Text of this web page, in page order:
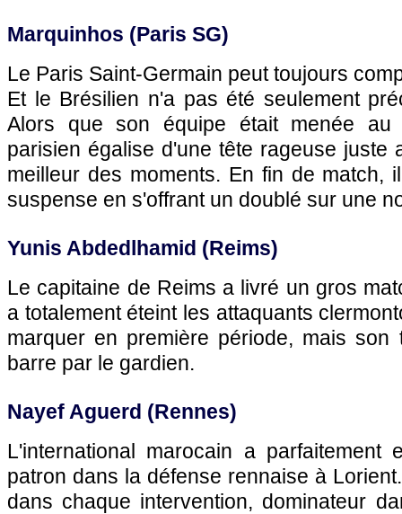
Marquinhos (Paris SG)
Le Paris Saint-Germain peut toujours
Et le Brésilien n'a pas été seulement
Alors que son équipe était menée au
parisien égalise d'une tête rageuse juste
meilleur des moments. En fin de match,
suspense en s'offrant un doublé sur une
Yunis Abdedlhamid (Reims)
Le capitaine de Reims a livré un gros
a totalement éteint les attaquants
marquer en première période, mais
barre par le gardien.
Nayef Aguerd (Rennes)
L'international marocain a parfaitement
patron dans la défense rennaise à
dans chaque intervention, dominateur